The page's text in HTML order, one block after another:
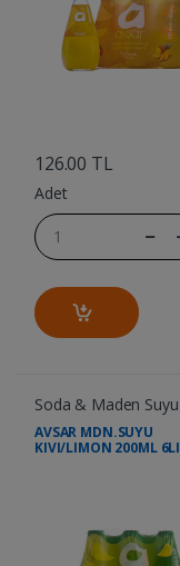
126.00 TL
Adet
Soda & Maden Suyu
AVSAR MDN.SUYU
KIVI/LIMON 200ML 6LI